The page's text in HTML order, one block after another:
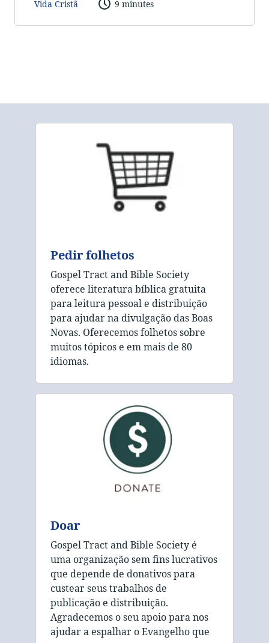
Vida Cristã 9 minutes
Pedir folhetos
Gospel Tract and Bible Society
oferece literatura bíblica gratuita
para leitura pessoal e distribuição
para ajudar na divulgação das Boas
Novas. Oferecemos folhetos sobre
muitos tópicos e em mais de 80
idiomas.
Doar
Gospel Tract and Bible Society é
uma organização sem fins lucrativos
que depende de donativos para
custear seus trabalhos de
publicação e distribuição.
Agradecemos o seu apoio para nos
ajudar a espalhar o Evangelho que